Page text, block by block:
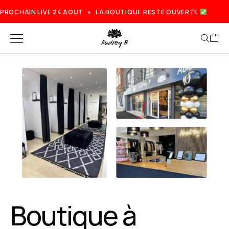
PROCHAIN LIVE 24 AOUT » LA BOUTIQUE RESTE OUVERTE
Prochain live lundi